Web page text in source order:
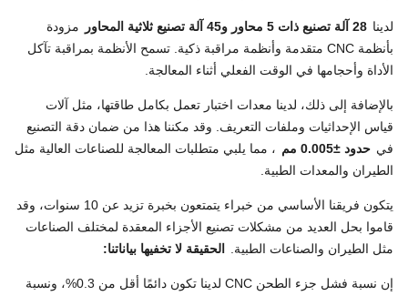
لدينا 28 آلة تصنيع ذات 5 محاور و45 آلة تصنيع ثلاثية المحاور
مزودة
بأنظمة CNC متقدمة وأنظمة مراقبة ذكية. تسمح الأنظمة بمراقبة تآكل
الأداة وأحجامها في الوقت الفعلي أثناء المعالجة.
بالإضافة إلى ذلك، لدينا معدات اختبار تعمل بكامل طاقتها، مثل آلات
قياس الإحداثيات وملفات التعريف. وقد مكننا هذا من ضمان دقة التصنيع
في حدود ±0.005 مم
، مما يلبي متطلبات المعالجة للصناعات العالية مثل
الطيران والمعدات الطبية.
يتكون فريقنا الأساسي من خبراء يتمتعون بخبرة تزيد عن 10 سنوات، وقد
قاموا بحل العديد من مشكلات تصنيع الأجزاء المعقدة لمختلف الصناعات
مثل الطيران والصناعات الطبية.
الحقيقة لا تخفيها بياناتنا:
إن نسبة فشل جزء الطحن CNC لدينا تكون دائمًا أقل من 0.3%، ونسبة